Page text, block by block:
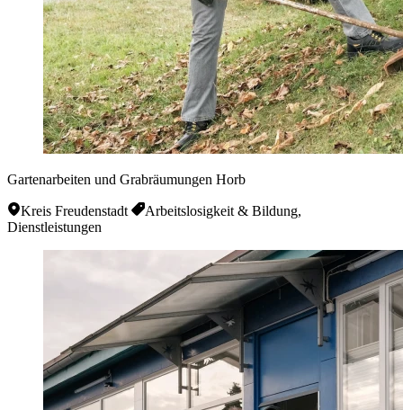
Gartenarbeiten und Grabräumungen Horb
Kreis Freudenstadt
Arbeitslosigkeit & Bildung,
Dienstleistungen